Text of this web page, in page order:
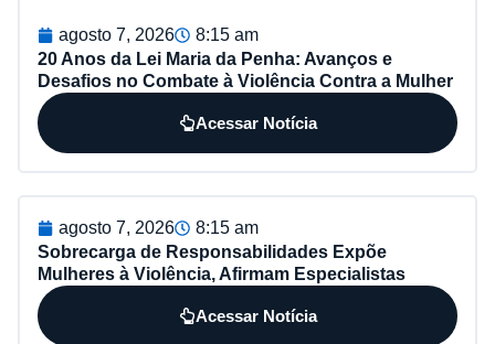
agosto 7, 2026
8:15 am
20 Anos da Lei Maria da Penha: Avanços e
Desafios no Combate à Violência Contra a Mulher
Acessar Notícia
agosto 7, 2026
8:15 am
Sobrecarga de Responsabilidades Expõe
Mulheres à Violência, Afirmam Especialistas
Acessar Notícia